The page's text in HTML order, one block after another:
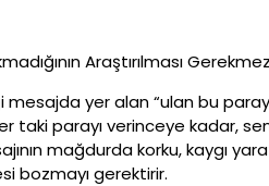
Araştırılması Gerekmez
yer alan “ulan bu
parayı verinceye kadar,
mağdurda korku, kaygı
bozmayı gerektirir.